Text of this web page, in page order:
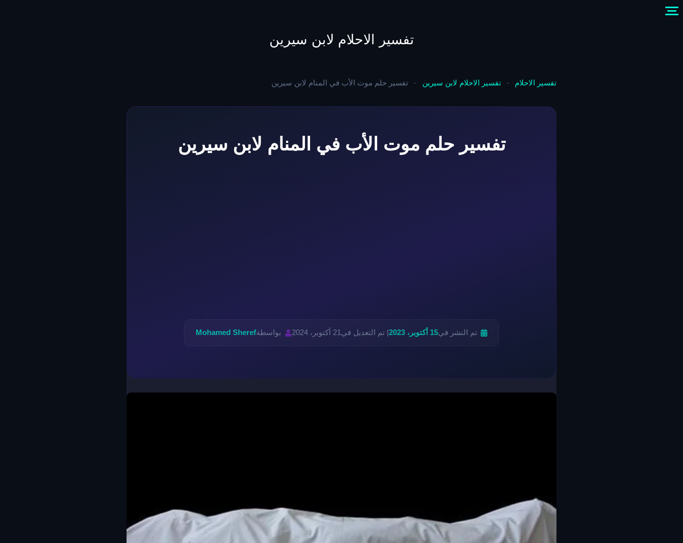
تفسير الاحلام لابن سيرين
تفسير الاحلام - تفسير الاحلام لابن سيرين - تفسير حلم موت الأب في المنام لابن سيرين
تفسير حلم موت الأب في المنام لابن سيرين
تم النشر في15 أكتوبر، 2023 | تم التعديل في 21 أكتوبر، 2024 بواسطةMohamed Sheref